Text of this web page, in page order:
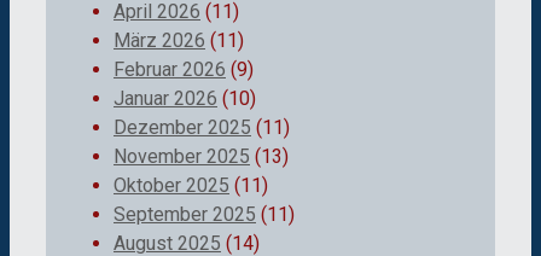
April 2026 (11)
März 2026 (11)
Februar 2026 (9)
Januar 2026 (10)
Dezember 2025 (11)
November 2025 (13)
Oktober 2025 (11)
September 2025 (11)
August 2025 (14)